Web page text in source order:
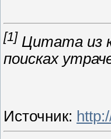
[1] Цитата из
поисках
Источник: